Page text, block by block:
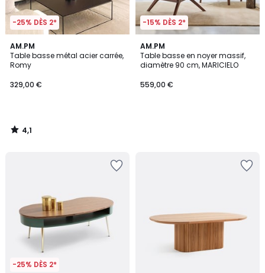
-25% DÈS 2*
AM.PM
Table basse métal acier carrée,
Romy
329,00 €
4,1
/ 5
4,1
/
-15% DÈS 2*
AM.PM
Table basse en noyer massif,
diamètre 90 cm, MARICIELO
559,00 €
-25% DÈS 2*